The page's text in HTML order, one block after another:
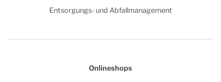
Entsorgungs- und Abfallmanagement
Onlineshops